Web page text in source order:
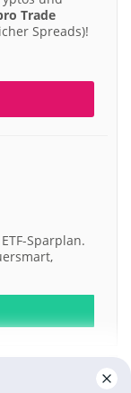
Trade
Spreads)!
Sparplan.